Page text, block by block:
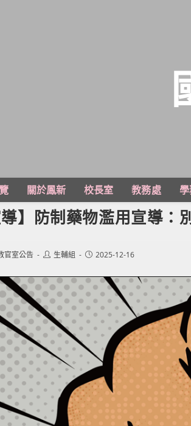
關於鳳新 校長室 教務處
導】防制藥物濫用宣導
官室公告
Post生輔組
Post2025-12-16